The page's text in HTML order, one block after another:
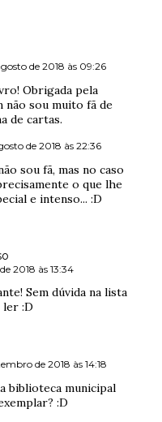
de 2018 às 09:26
Obrigada pela
não sou muito fã de
de cartas.
de 2018 às 22:36
sou fã, mas no caso
o que lhe
e intenso... :D
2018 às 13:34
Sem dúvida na lista
ler :D
de 2018 às 14:18
biblioteca municipal
:D